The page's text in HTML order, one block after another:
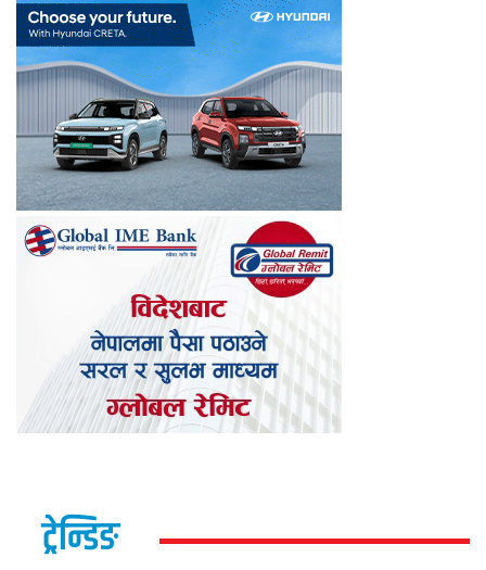
ट्रेन्डिङ